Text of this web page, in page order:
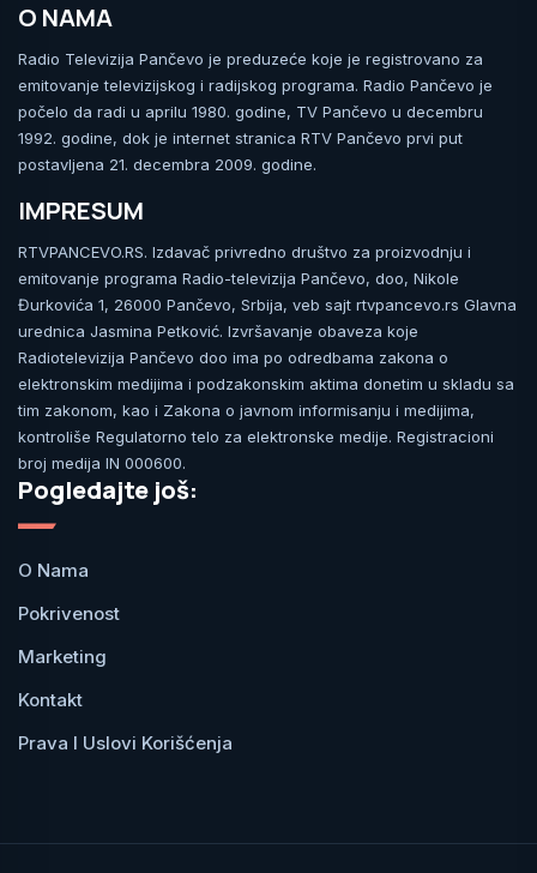
O NAMA
Radio Televizija Pančevo je preduzeće koje je registrovano za
emitovanje televizijskog i radijskog programa. Radio Pančevo je
počelo da radi u aprilu 1980. godine, TV Pančevo u decembru
1992. godine, dok je internet stranica RTV Pančevo prvi put
postavljena 21. decembra 2009. godine.
IMPRESUM
RTVPANCEVO.RS. Izdavač privredno društvo za proizvodnju i
emitovanje programa Radio-televizija Pančevo, doo, Nikole
Đurkovića 1, 26000 Pančevo, Srbija, veb sajt rtvpancevo.rs Glavna
urednica Jasmina Petković. Izvršavanje obaveza koje
Radiotelevizija Pančevo doo ima po odredbama zakona o
elektronskim medijima i podzakonskim aktima donetim u skladu sa
tim zakonom, kao i Zakona o javnom informisanju i medijima,
kontroliše Regulatorno telo za elektronske medije. Registracioni
broj medija IN 000600.
Pogledajte još:
O Nama
Pokrivenost
Marketing
Kontakt
Prava I Uslovi Korišćenja